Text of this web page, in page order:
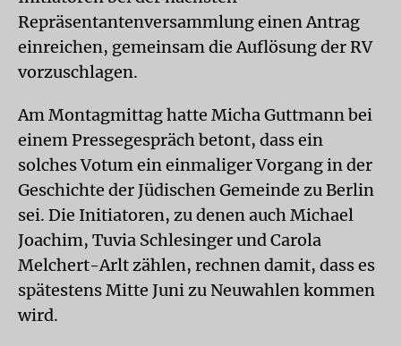
Repräsentantenversammlung einen Antrag
einreichen, gemeinsam die Auflösung der RV
vorzuschlagen.
Am Montagmittag hatte Micha Guttmann bei
einem Pressegespräch betont, dass ein
solches Votum ein einmaliger Vorgang in der
Geschichte der Jüdischen Gemeinde zu Berlin
sei. Die Initiatoren, zu denen auch Michael
Joachim, Tuvia Schlesinger und Carola
Melchert-Arlt zählen, rechnen damit, dass es
spätestens Mitte Juni zu Neuwahlen kommen
wird.